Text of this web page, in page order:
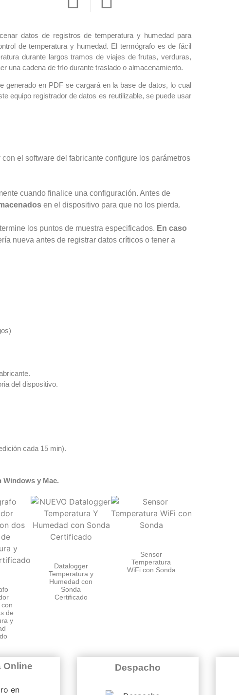
datos de registros de temperatura y humedad para
de temperatura y humedad. El termógrafo es de fácil
durante largos tramos de viajes de frutas, verduras,
una cadena de frío durante traslado o almacenamiento.
generado en PDF se cargará en la base de datos, lo cual
equipo registrador de datos es reutilizable, se puede usar
con el software del fabricante configure los parámetros
cuando finalice una configuración. Antes de
en el dispositivo para que no los pierda.
los puntos de muestra especificados. En caso
nueva antes de registrar datos críticos o tener a
del dispositivo.
cada 15 min).
y Mac.
de
y
Datalogger
Temperatura y
Humedad con
Sonda
Certificado
Sensor
Temperatura
WiFi con Sonda
Online Despacho